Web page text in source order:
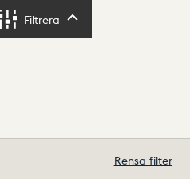
Filtrera
Rensa filter